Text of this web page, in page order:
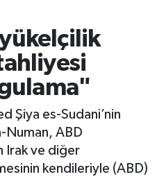
Şiya es-Sudani’nin
Numan, ABD
Irak ve diğer
kendileriyle (ABD)
ve Fikstür